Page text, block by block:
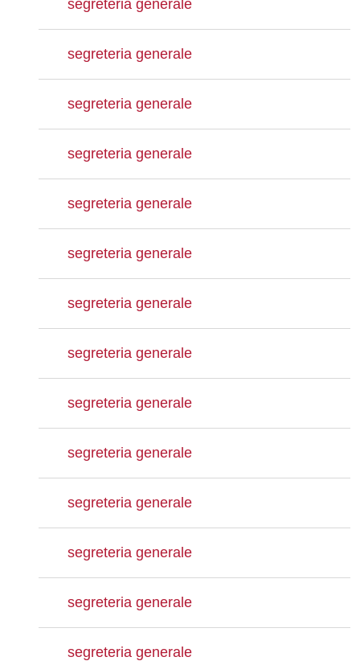
segreteria generale
segreteria generale
segreteria generale
segreteria generale
segreteria generale
segreteria generale
segreteria generale
segreteria generale
segreteria generale
segreteria generale
segreteria generale
segreteria generale
segreteria generale
segreteria generale